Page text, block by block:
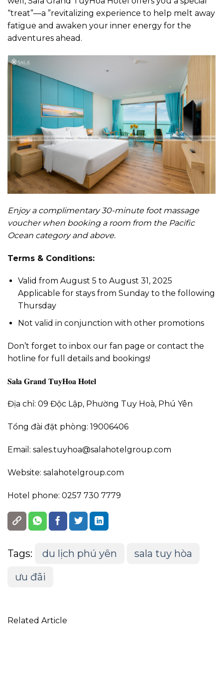
“treat”—a ”revitalizing experience to help melt away
fatigue and awaken your inner energy for the
adventures ahead.
Enjoy a complimentary 30-minute foot massage
voucher when booking a room from the Pacific
Ocean category and above.
Terms & Conditions:
Valid from August 5 to August 31, 2025
Applicable for stays from Sunday to the following
Thursday
Not valid in conjunction with other promotions
Don’t forget to inbox our fan page or contact the
hotline for full details and bookings!
𝐒𝐚𝐥𝐚 𝐆𝐫𝐚𝐧𝐝 𝐓𝐮𝐲𝐇𝐨𝐚 𝐇𝐨𝐭𝐞𝐥
Địa chỉ: 09 Độc Lập, Phường Tuy Hoà, Phú Yên
Tổng đài đặt phòng: 19006406
Email: sales.tuyhoa@salahotelgroup.com
Website: salahotelgroup.com
Hotel phone: 0257 730 7779
Tags: du lịch phú yên
sala tuy hòa
ưu đãi
Related Article